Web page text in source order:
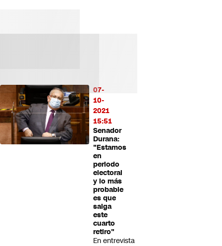
07-
10-
2021
15:51
Senador
Durana:
"Estamos
en
periodo
electoral
y lo más
probable
es que
salga
este
cuarto
retiro"
En entrevista